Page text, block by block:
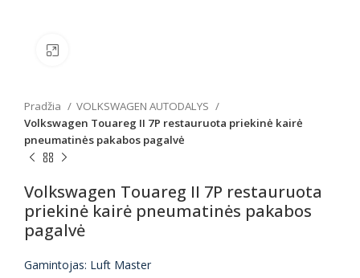
Pradžia
VOLKSWAGEN AUTODALYS
Volkswagen Touareg II 7P restauruota priekinė kairė
pneumatinės pakabos pagalvė
Volkswagen Touareg II 7P restauruota
priekinė kairė pneumatinės pakabos
pagalvė
Gamintojas: Luft Master